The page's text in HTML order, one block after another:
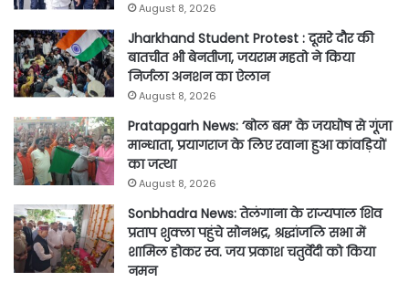
August 8, 2026
Jharkhand Student Protest : दूसरे दौर की
बातचीत भी बेनतीजा, जयराम महतो ने किया
निर्जला अनशन का ऐलान
August 8, 2026
Pratapgarh News: ‘बोल बम’ के जयघोष से गूंजा
मान्धाता, प्रयागराज के लिए रवाना हुआ कांवड़ियों
का जत्था
August 8, 2026
Sonbhadra News: तेलंगाना के राज्यपाल शिव
प्रताप शुक्ला पहुंचे सोनभद्र, श्रद्धांजलि सभा में
शामिल होकर स्व. जय प्रकाश चतुर्वेदी को किया
नमन